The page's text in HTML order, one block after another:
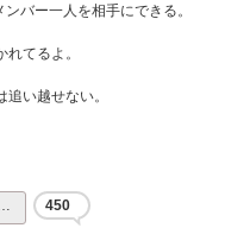
バー一人を相手にできる。
てるよ。
い越せない。
450